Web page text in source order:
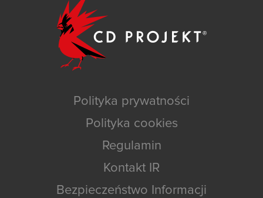
Polityka prywatności
Polityka cookies
Regulamin
Kontakt IR
Bezpieczeństwo Informacji